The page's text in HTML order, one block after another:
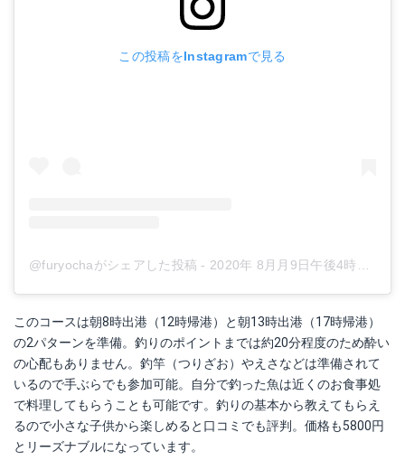
この投稿をInstagramで見る
@furyochaがシェアした投稿 - 2020年 8月月9日午後4時41分PDT
このコースは朝8時出港（12時帰港）と朝13時出港（17時帰港）
の2パターンを準備。釣りのポイントまでは約20分程度のため酔い
の心配もありません。釣竿（つりざお）やえさなどは準備されて
いるので手ぶらでも参加可能。自分で釣った魚は近くのお食事処
で料理してもらうことも可能です。釣りの基本から教えてもらえ
るので小さな子供から楽しめると口コミでも評判。価格も5800円
とリーズナブルになっています。